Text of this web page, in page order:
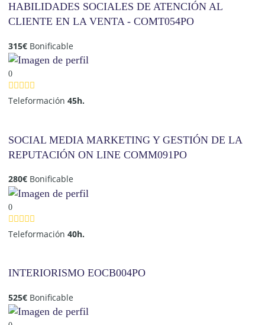
HABILIDADES SOCIALES DE ATENCIÓN AL
CLIENTE EN LA VENTA - COMT054PO
315€ Bonificable
0
Teleformación45h.
SOCIAL MEDIA MARKETING Y GESTIÓN DE LA
REPUTACIÓN ON LINE COMM091PO
280€ Bonificable
0
Teleformación40h.
INTERIORISMO EOCB004PO
525€ Bonificable